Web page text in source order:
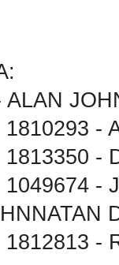
-
-
-
-